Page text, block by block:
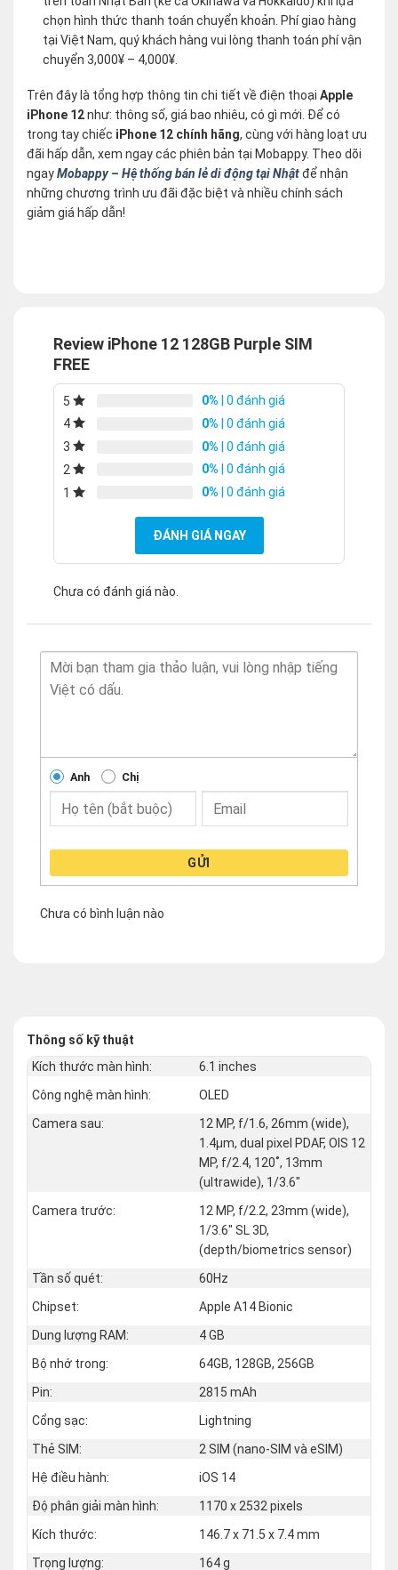
chọn hình thức thanh toán chuyển khoản. Phí giao hàng
tại Việt Nam, quý khách hàng vui lòng thanh toán phí vận
chuyển 3,000¥ – 4,000¥.
Trên đây là tổng hợp thông tin chi tiết về điện thoại Apple
iPhone 12như: thông số, giá bao nhiêu, có gì mới. Để có
trong tay chiếc iPhone 12 chính hãng, cùng với hàng loạt ưu
đãi hấp dẫn, xem ngay các phiên bản tại Mobappy. Theo dõi
ngayMobappy – Hệ thống bán lẻ di động tại Nhậtđể nhận
những chương trình ưu đãi đặc biệt và nhiều chính sách
giảm giá hấp dẫn!
Review iPhone 12 128GB Purple SIM
FREE
5 0% | 0 đánh giá
4
0% | 0 đánh giá
3
0% | 0 đánh giá
2
0% | 0 đánh giá
1
0% | 0 đánh giá
ĐÁNH GIÁ NGAY
Chưa có đánh giá nào.
Anh Chị
GỬI
Chưa có bình luận nào
Thông số kỹ thuật
Kích thước màn hình:
6.1 inches
Công nghệ màn hình:
OLED
Camera sau:
12 MP, f/1.6, 26mm (wide),
1.4µm, dual pixel PDAF, OIS 12
MP, f/2.4, 120˚, 13mm
(ultrawide), 1/3.6"
Camera trước:
12 MP, f/2.2, 23mm (wide),
1/3.6" SL 3D,
(depth/biometrics sensor)
Tần số quét:
60Hz
Chipset:
Apple A14 Bionic
Dung lượng RAM:
4 GB
Bộ nhớ trong:
64GB, 128GB, 256GB
Pin:
2815 mAh
Cổng sạc:
Lightning
Thẻ SIM:
2 SIM (nano‑SIM và eSIM)
Hệ điều hành:
iOS 14
Độ phân giải màn hình:
1170 x 2532 pixels
Kích thước:
146.7 x 71.5 x 7.4 mm
Trọng lượng:
164 g